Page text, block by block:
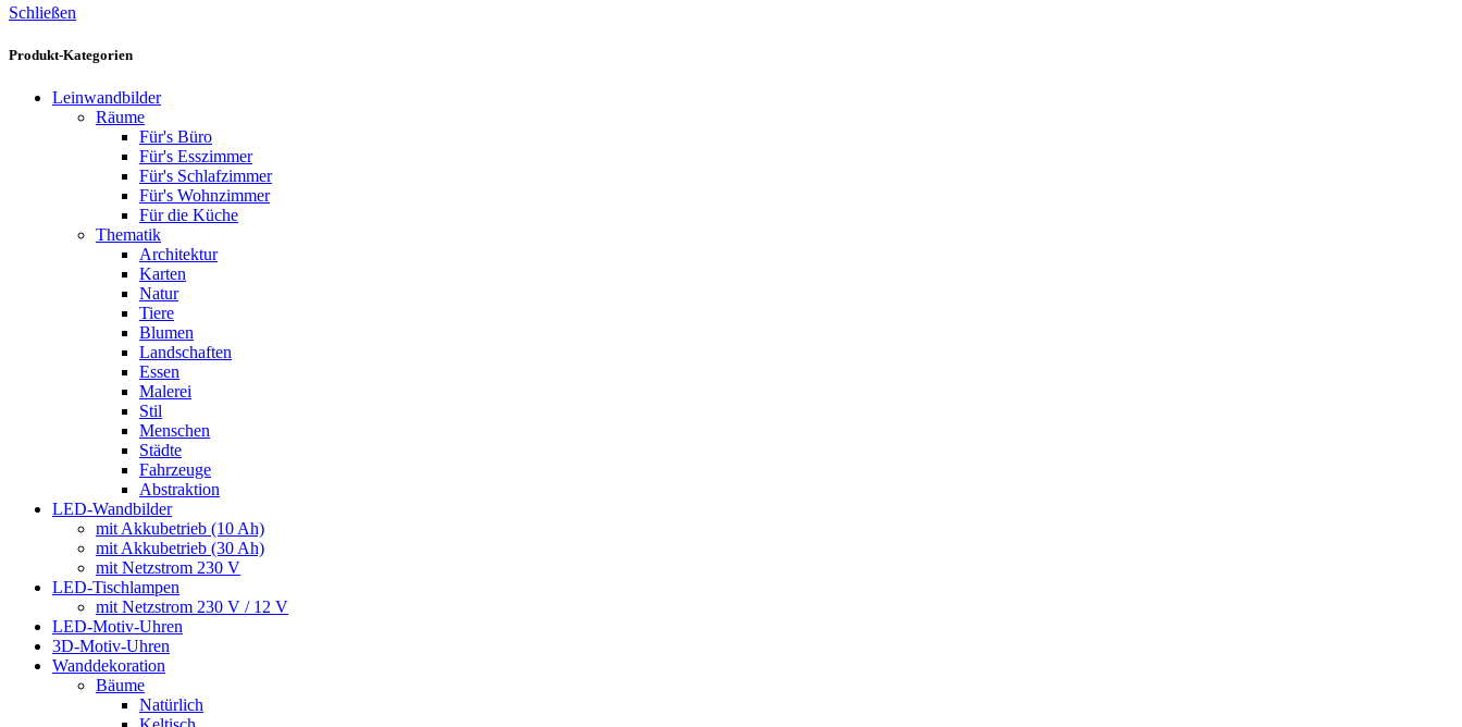
Schließen
Produkt-Kategorien
Leinwandbilder
Räume
Für's Büro
Für's Esszimmer
Für's Schlafzimmer
Für's Wohnzimmer
Für die Küche
Thematik
Architektur
Karten
Natur
Tiere
Blumen
Landschaften
Essen
Malerei
Stil
Menschen
Städte
Fahrzeuge
Abstraktion
LED-Wandbilder
mit Akkubetrieb (10 Ah)
mit Akkubetrieb (30 Ah)
mit Netzstrom 230 V
LED-Tischlampen
mit Netzstrom 230 V / 12 V
LED-Motiv-Uhren
3D-Motiv-Uhren
Wanddekoration
Bäume
Natürlich